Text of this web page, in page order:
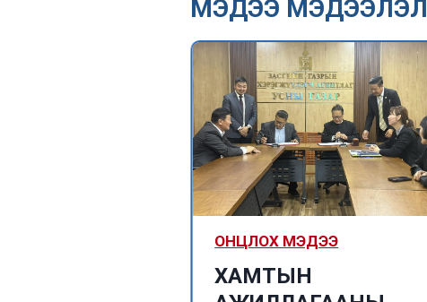
МЭДЭЭ МЭДЭЭЛЭЛ
ОНЦЛОХ МЭДЭЭ
ХАМТЫН